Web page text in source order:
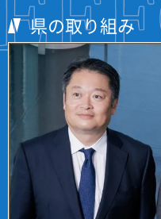
県の取り組み